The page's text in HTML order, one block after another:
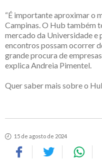
“É importante aproximar o
Campinas. O Hub também
mercado da Universidade e
encontros possam ocorrer
grande procura de
explica Andreia Pimentel.
Quer saber mais sobre o
15 de agosto de 2024